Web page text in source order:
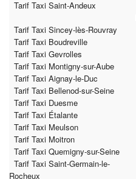
Tarif Taxi Saint-Andeux
Tarif Taxi Sincey-lès-Rouvray
Tarif Taxi Boudreville
Tarif Taxi Gevrolles
Tarif Taxi Montigny-sur-Aube
Tarif Taxi Aignay-le-Duc
Tarif Taxi Bellenod-sur-Seine
Tarif Taxi Duesme
Tarif Taxi Étalante
Tarif Taxi Meulson
Tarif Taxi Moitron
Tarif Taxi Quemigny-sur-Seine
Tarif Taxi Saint-Germain-le-
Rocheux